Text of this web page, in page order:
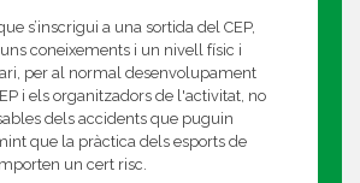
s’inscrigui a una sortida del CEP,
coneixements i un nivell físic i
per al normal desenvolupament
i els organitzadors de l'activitat, no
dels accidents que puguin
que la pràctica dels esports de
un cert risc.